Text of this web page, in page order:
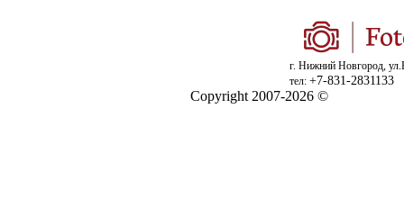
г. Нижний Новгород,
тел: +7-831-2831133
Copyright 2007-2026 ©